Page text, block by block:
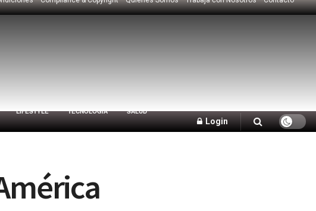
LIFESTYLE TECNOLOGÍA SALUD
Login